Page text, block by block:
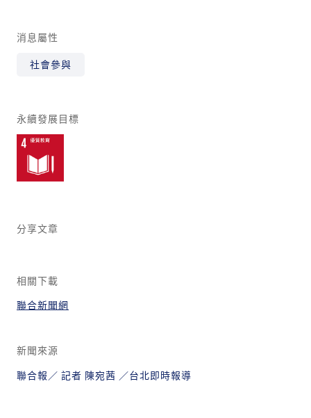
消息屬性
社會參與
永續發展目標
分享文章
相關下載
聯合新聞網
新聞來源
聯合報／ 記者 陳宛茜 ／台北即時報導